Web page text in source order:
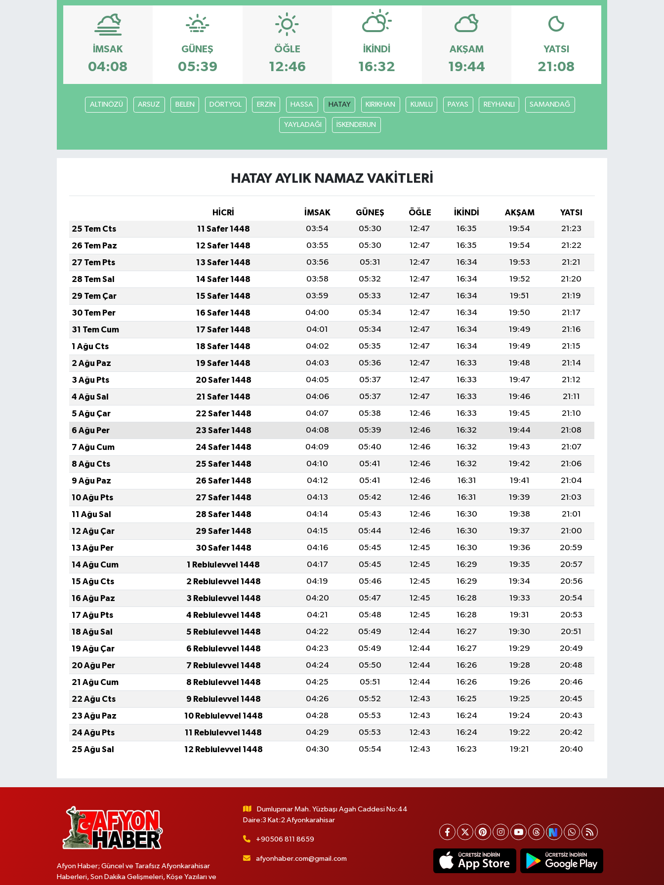
İMSAK
04:08
GÜNEŞ
05:39
ÖĞLE
12:46
İKINDI
16:32
AKŞAM
19:44
YATSI
21:08
ALTINÖZÜ ARSUZ BELEN DÖRTYOL ERZİN HASSA HATAY KIRIKHAN KUMLU PAYAS REYHANLI SAMANDAĞ
YAYLADAĞI İSKENDERUN
HATAY AYLIK NAMAZ VAKITLERI
HİCRİ İMSAK GÜNEŞ ÖĞLE İKINDI AKŞAM
YATSI
25 Tem Cts
11 Safer 1448 03:54 05:30 12:47 16:35 19:54
21:23
26 Tem Paz
12 Safer 1448 03:55 05:30 12:47 16:35 19:54
21:22
27 Tem Pts
13 Safer 1448 03:56 05:31 12:47 16:34 19:53
21:21
28 Tem Sal
14 Safer 1448 03:58 05:32 12:47 16:34 19:52
21:20
29 Tem Çar
15 Safer 1448 03:59 05:33 12:47 16:34 19:51
21:19
30 Tem Per
16 Safer 1448 04:00 05:34 12:47 16:34 19:50
21:17
31 Tem Cum
17 Safer 1448 04:01 05:34 12:47 16:34 19:49
21:16
1 Ağu Cts
18 Safer 1448 04:02 05:35 12:47 16:34 19:49
21:15
2 Ağu Paz
19 Safer 1448 04:03 05:36 12:47 16:33 19:48
21:14
3 Ağu Pts
20 Safer 1448 04:05 05:37 12:47 16:33 19:47
21:12
4 Ağu Sal
21 Safer 1448 04:06 05:37 12:47 16:33 19:46
21:11
5 Ağu Çar
22 Safer 1448 04:07 05:38 12:46 16:33 19:45
21:10
6 Ağu Per
23 Safer 1448 04:08 05:39 12:46 16:32 19:44
21:08
7 Ağu Cum
24 Safer 1448 04:09 05:40 12:46 16:32 19:43
21:07
8 Ağu Cts
25 Safer 1448 04:10 05:41 12:46 16:32 19:42
21:06
9 Ağu Paz
26 Safer 1448 04:12 05:41 12:46 16:31 19:41
21:04
10 Ağu Pts
27 Safer 1448 04:13 05:42 12:46 16:31 19:39
21:03
11 Ağu Sal
28 Safer 1448 04:14 05:43 12:46 16:30 19:38
21:01
12 Ağu Çar
29 Safer 1448 04:15 05:44 12:46 16:30 19:37
21:00
13 Ağu Per
30 Safer 1448 04:16 05:45 12:45 16:30 19:36
20:59
14 Ağu Cum
1 Rebiulevvel 1448 04:17 05:45 12:45 16:29 19:35
20:57
15 Ağu Cts
2 Rebiulevvel 1448 04:19 05:46 12:45 16:29 19:34
20:56
16 Ağu Paz
3 Rebiulevvel 1448 04:20 05:47 12:45 16:28 19:33
20:54
17 Ağu Pts
4 Rebiulevvel 1448 04:21 05:48 12:45 16:28 19:31
20:53
18 Ağu Sal
5 Rebiulevvel 1448 04:22 05:49 12:44 16:27 19:30
20:51
19 Ağu Çar
6 Rebiulevvel 1448 04:23 05:49 12:44 16:27 19:29
20:49
20 Ağu Per
7 Rebiulevvel 1448 04:24 05:50 12:44 16:26 19:28
20:48
21 Ağu Cum
8 Rebiulevvel 1448 04:25 05:51 12:44 16:26 19:26
20:46
22 Ağu Cts
9 Rebiulevvel 1448 04:26 05:52 12:43 16:25 19:25
20:45
23 Ağu Paz
10 Rebiulevvel 1448 04:28 05:53 12:43 16:24 19:24
20:43
24 Ağu Pts
11 Rebiulevvel 1448 04:29 05:53 12:43 16:24 19:22
20:42
25 Ağu Sal
12 Rebiulevvel 1448 04:30 05:54 12:43 16:23 19:21 20:40
Afyon Haber; Güncel ve Tarafsız Afyonkarahisar
Haberleri, Son Dakika Gelişmeleri, Köşe Yazıları ve
Dumlupınar Mah. Yüzbaşı Agah Caddesi No:44
Daire:3 Kat:2 Afyonkarahisar
+90506 811 8659
afyonhaber.com@gmail.com